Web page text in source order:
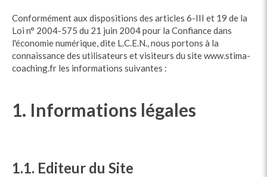
Conformément aux dispositions des articles 6-III et 19 de la
Loi n° 2004-575 du 21 juin 2004 pour la Confiance dans
l'économie numérique, dite L.C.E.N., nous portons à la
connaissance des utilisateurs et visiteurs du site www.stima-
coaching.fr les informations suivantes :
1. Informations légales
1.1. Editeur du Site